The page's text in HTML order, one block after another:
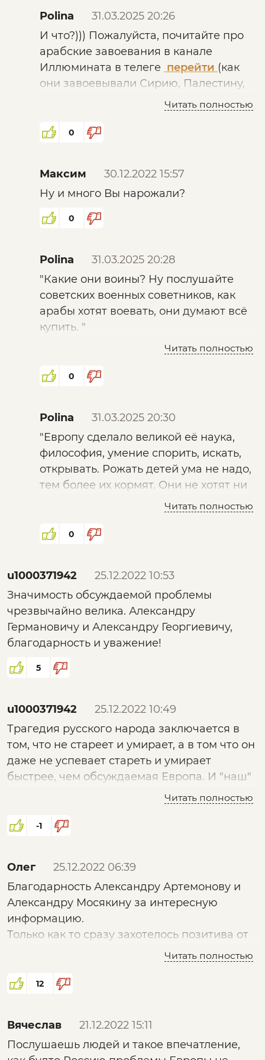
Polina
31.03.2025 20:26
И что?))) Пожалуйста, почитайте про
арабские завоевания в канале
Иллюмината в телеге перейти (как
они завоевывали Сирию, Палестину,
Ливан и т.д.) или изучите про
Смысл в том, что арабы поставят вам
Читать полностью
0
Максим
30.12.2022 15:57
Ну и много Вы нарожали?
0
Polina
31.03.2025 20:28
"Какие они воины? Ну послушайте
советских военных советников, как
арабы хотят воевать, они думают всё
купить. "
партизаны, а не солдаты или военные,
Читать полностью
0
Polina
31.03.2025 20:30
"Европу сделало великой её наука,
философия, умение спорить, искать,
открывать. Рожать детей ума не надо,
тем более их кормят. Они не хотят ни
работать, ни учиться, мечты никакой
уничтожив побольше неверных.
как в средние века, когда кормить
перестанут."
Да, поэтому их и выгодно тащить в
Европу и к нам, в Россию, именно
радикалов, чтобы убрать науку,
образование, воспитание и всех
Гхм...извините, но нам уже хватило
дикого феодализма в 90-е, так что,
господа, извольте идти в одно место)))
Читать полностью
0
u1000371942
25.12.2022 10:53
Значимость обсуждаемой проблемы
чрезвычайно велика. Александру
Германовичу и Александру Георгиевичу,
благодарность и уважение!
5
u1000371942
25.12.2022 10:49
Трагедия русского народа заключается в
том, что не стареет и умирает, а в том что он
даже не успевает стареть и умирает
быстрее, чем обсуждаемая Европа. И "наш"
президент соучастник этого преступления,
преступление. И если русский народ не
Читать полностью
-1
Олег
25.12.2022 06:39
Благодарность Александру Артемонову и
Александру Мосякину за интересную
информацию.
Только как то сразу захотелось позитива от
Александра Пыжикова,что и у нас есть
глубинной историей Нашего Народа,а не
немцев,защищающих Россию.
Что они защищали?
Читать полностью
12
Вячеслав
21.12.2022 15:11
Послушаешь людей и такое впечатление,